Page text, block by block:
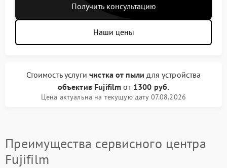
Получить консультацию
Наши цены
Стоимость услугичистка от пыли для устройства
объектив Fujifilm от 1300 руб.
Цена актуальна на текущую дату 07.08.2026
Преимущества сервисного центра
Fujifilm